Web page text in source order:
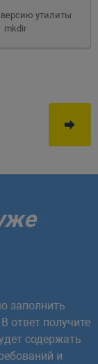
версию утилиты
mkdir
заполнить
ответ получите
содержать
и